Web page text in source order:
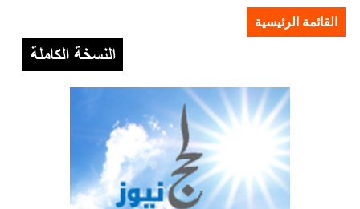
القائمة الرئيسية